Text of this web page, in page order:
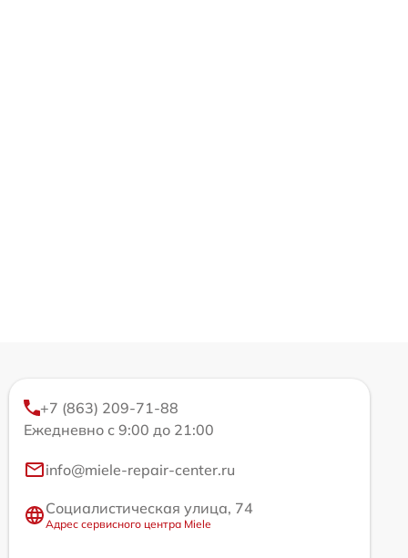
+7 (863) 209-71-88
Ежедневно с 9:00 до 21:00
info@miele-repair-center.ru
Социалистическая улица, 74
Адрес сервисного центра Miele